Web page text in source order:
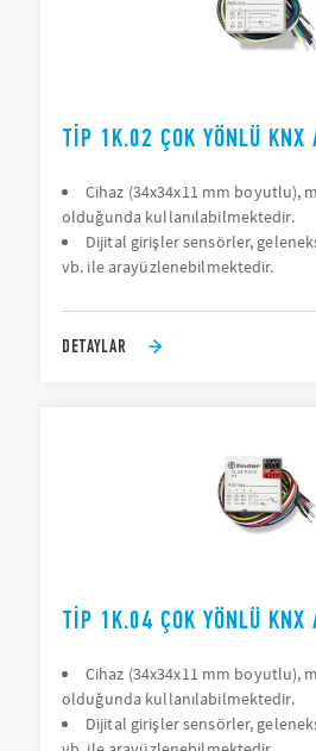
TIP 1K.02 ÇOK YÖNLÜ KNX
Cihaz (34x34x11 mm boyutlu),
olduğunda kullanılabilmektedir.
Dijital girişler sensörler,
vb. ile arayüzlenebilmektedir.
DETAYLAR
TIP 1K.04 ÇOK YÖNLÜ KNX
Cihaz (34x34x11 mm boyutlu),
olduğunda kullanılabilmektedir.
Dijital girişler sensörler,